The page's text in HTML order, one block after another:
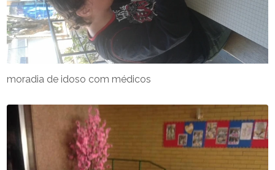
moradia de idoso com médicos